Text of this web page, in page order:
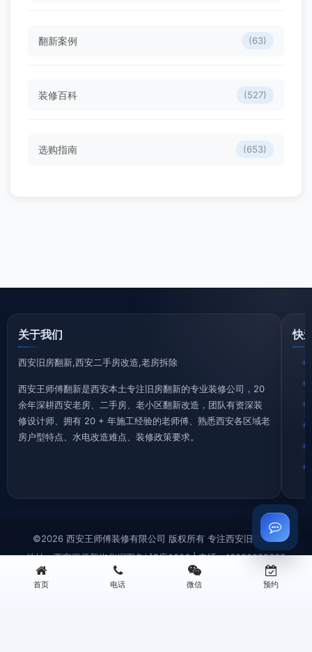
翻新案例 (63)
装修百科 (527)
选购指南 (653)
关于我们
西安旧房翻新,西安二手房改造,老房拆除
西安王师傅翻新是西安本土专注旧房翻新的专业装修公司，20
余年深耕西安老房、二手房、老小区翻新改造，团队有资深装
修设计师、拥有 20 + 年施工经验的老师傅、熟悉西安各区域老
房户型特点、水电改造难点、装修政策要求。
快
©2026 西安王师傅装修有限公司 版权所有 专注西安旧房翻新
地址：西安三桥新街华润万象城B座0506 | 电话：13259955338
西安旧房拆除|老房拆迁拆旧|砸墙铲墙|垃圾清运—王师傅装修
首页 电话 微信 预约